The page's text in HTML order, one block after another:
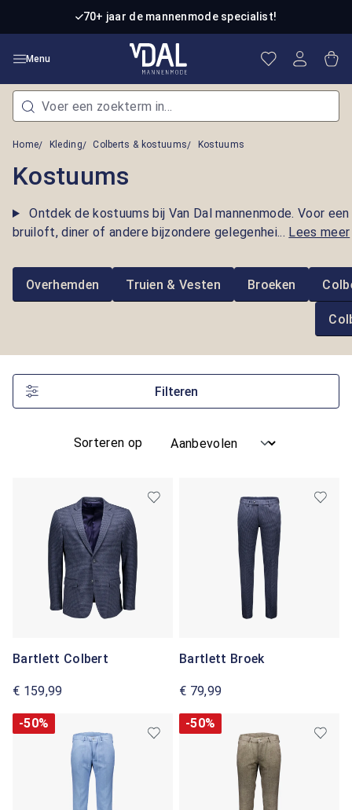
Ga naar de hoofdinhoud70+ jaar de mannenmode specialist!
Menu Je hebt 0
Home Kleding Colberts & kostuums Kostuums
Kostuums
Ontdek de kostuums bij Van Dal mannenmode. Voor een
bruiloft, diner of andere bijzondere gelegenhei... Lees meer
Overhemden Truien & Vesten Broeken
Filteren
Sorteren op
Bartlett Colbert
€ 159,99
Bartlett Broek
€ 79,99
-50% -50%